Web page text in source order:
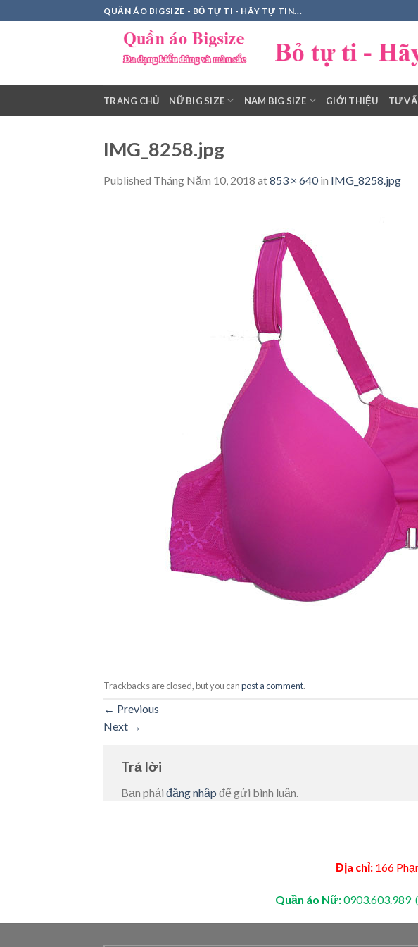
to
QUẦN ÁO BIGSIZE - BỎ TỰ TI - HÃY TỰ TIN...
TRANG CHỦ NỮ BIG SIZE NAM BIG SIZE GIỚI THIỆU TƯ
IMG_8258.jpg
Published Tháng Năm 10, 2018 at853 × 640in IMG_8258.jpg
Trackbacks are closed, but you canpost a comment.
← Previous
Next →
Trả lời
Bạn phải đăng nhập để gửi bình luận.
Địa chỉ: 166
Quần áo Nữ:0903.603.989